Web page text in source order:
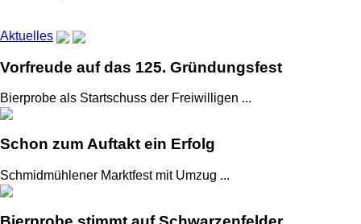
Aktuelles
Vorfreude auf das 125. Gründungsfest
Bierprobe als Startschuss der Freiwilligen ...
Schon zum Auftakt ein Erfolg
Schmidmühlener Marktfest mit Umzug ...